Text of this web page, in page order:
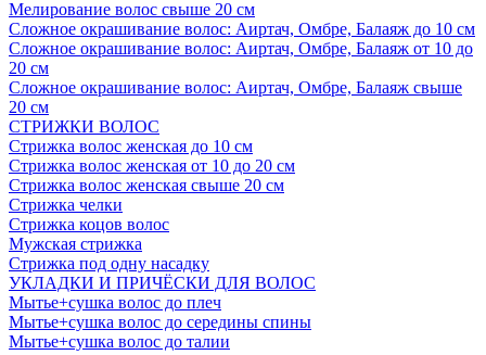
Мелирование волос свыше 20 см
Сложное окрашивание волос: Аиртач, Омбре, Балаяж до 10 см
Сложное окрашивание волос: Аиртач, Омбре, Балаяж от 10 до
20 см
Сложное окрашивание волос: Аиртач, Омбре, Балаяж свыше
20 см
СТРИЖКИ ВОЛОС
Стрижка волос женская до 10 см
Стрижка волос женская от 10 до 20 см
Стрижка волос женская свыше 20 см
Стрижка челки
Стрижка коцов волос
Мужская стрижка
Стрижка под одну насадку
УКЛАДКИ И ПРИЧЁСКИ ДЛЯ ВОЛОС
Мытье+сушка волос до плеч
Мытье+сушка волос до середины спины
Мытье+сушка волос до талии